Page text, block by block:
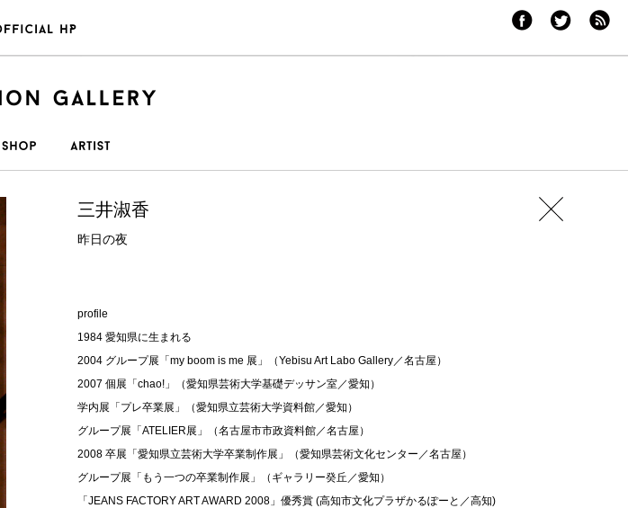
三井淑香
昨日の夜
profile
1984 愛知県に生まれる
2004 グループ展「my boom is me 展」（Yebisu Art Labo Gallery／名古屋）
2007 個展「chao!」（愛知県芸術大学基礎デッサン室／愛知）
学内展「プレ卒業展」（愛知県立芸術大学資料館／愛知）
グループ展「ATELIER展」（名古屋市市政資料館／名古屋）
2008 卒展「愛知県立芸術大学卒業制作展」（愛知県芸術文化センター／名古屋）
グループ展「もう一つの卒業制作展」（ギャラリー癸丘／愛知）
「JEANS FACTORY ART AWARD 2008」優秀賞 (高知市文化プラザかるぽーと／高知)